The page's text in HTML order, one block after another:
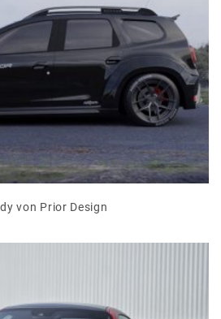
von Prior Design